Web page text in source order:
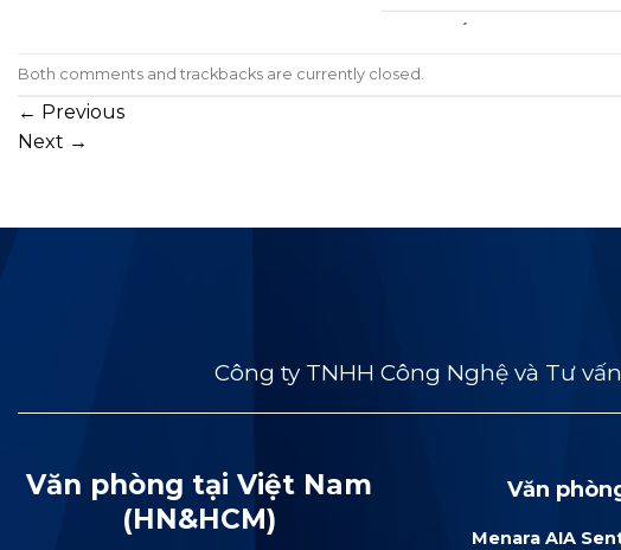
Both comments and trackbacks are currently closed.
← Previous
Next →
Công ty TNHH Công Nghệ và Tư
Văn phòng tại Việt Nam
(HN&HCM)
Văn
Menara AIA